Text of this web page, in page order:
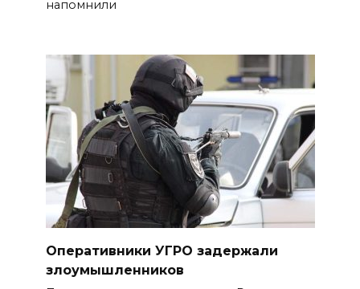
напомнили
Оперативники УГРО задержали
злоумышленников